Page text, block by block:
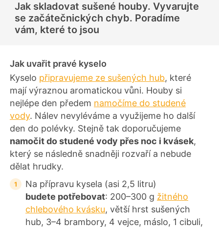
n
o
c
e
n
Jak skladovat sušené houby. Vyvarujte
se začátečnických chyb. Poradíme
vám, které to jsou
Jak uvařit pravé kyselo
Kyselo připravujeme ze sušených hub, které
mají výraznou aromatickou vůni. Houby si
nejlépe den předem namočíme do studené
vody. Nálev nevyléváme a využijeme ho další
den do polévky. Stejně tak doporučujeme
namočit do studené vody přes noc i kvásek,
který se následně snadněji rozvaří a nebude
dělat hrudky.
Na přípravu kysela (asi 2,5 litru)
budete potřebovat: 200–300 g žitného
chlebového kvásku, větší hrst sušených
hub, 3–4 brambory, 4 vejce, máslo, 1 cibuli,